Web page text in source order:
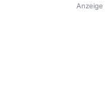
Anzeige